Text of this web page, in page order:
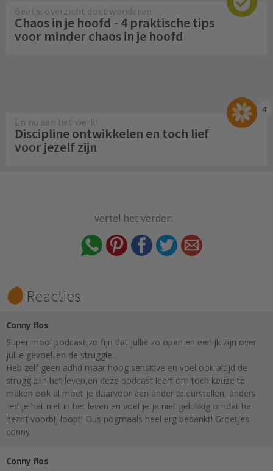
Beetje overzicht doet wonderen
Chaos in je hoofd - 4 praktische tips
voor minder chaos in je hoofd
4
En nu aan het werk!
Discipline ontwikkelen en toch lief
voor jezelf zijn
vertel het verder:
Reacties
Conny flos
Super mooi podcast,zo fijn dat jullie zo open en eerlijk zijn over
jullie gevoel..en de struggle..
Heb zelf geen adhd maar hoog sensitive en voel ook altijd de
struggle in het leven,en deze podcast leert om toch keuze te
maken ook al moet je daarvoor een ander teleurstellen, anders
red je het niet in het leven en voel je je niet gelukkig omdat he
hezrlf voorbij loopt! Dus nogmaals heel erg bedankt! Groetjes
conny
Conny flos